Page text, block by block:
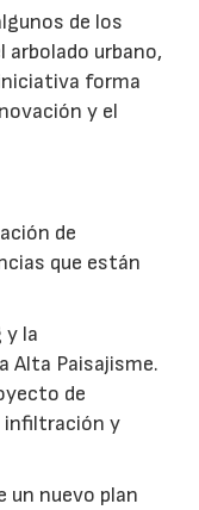
de los
urbano,
forma
y el
de
que están
y la
Alta Paisajisme.
de
infiltración y
un nuevo plan